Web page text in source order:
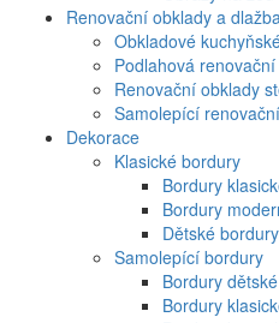
Renovační obklady a
Obkladové
Podlahová
Renovační obklady
Samolepící
Dekorace
Klasické bordury
Bordury
Bordury
Dětské bordury
Samolepící bordury
Bordury
Bordury